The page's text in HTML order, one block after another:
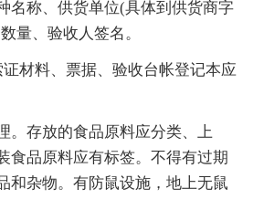
名称、供货单位(具体到供货商字
量、验收人签名。
材料、票据、验收台帐登记本应
。存放的食品原料应分类、上
食品原料应有标签。不得有过期
和杂物。有防鼠设施，地上无鼠